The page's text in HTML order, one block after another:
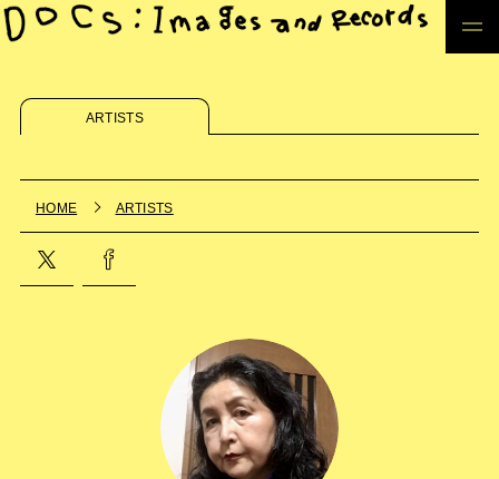
ARTISTS
HOME ARTISTS